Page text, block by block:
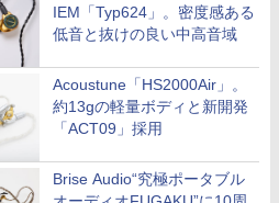
IEM「Typ624」。密度感ある
低音と抜けの良い中高音域
Acoustune「HS2000Air」。
約13gの軽量ボディと新開発
「ACT09」採用
Brise Audio“究極ポータブル